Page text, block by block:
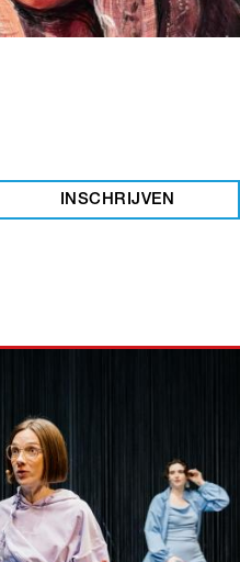
INSCHRIJVEN